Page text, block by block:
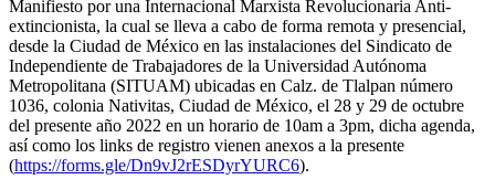
Manifiesto por una Internacional Marxista Revolucionaria Anti-
extincionista, la cual se lleva a cabo de forma remota y presencial,
desde la Ciudad de México en las instalaciones del Sindicato de
Independiente de Trabajadores de la Universidad Autónoma
Metropolitana (SITUAM) ubicadas en Calz. de Tlalpan número
1036, colonia Nativitas, Ciudad de México, el 28 y 29 de octubre
del presente año 2022 en un horario de 10am a 3pm, dicha agenda,
así como los links de registro vienen anexos a la presente
(https://forms.gle/Dn9vJ2rESDyrYURC6).